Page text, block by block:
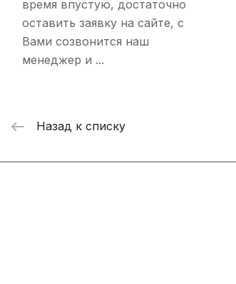
время впустую, достаточно
оставить заявку на сайте, с
Вами созвонится наш
менеджер и ...
Назад к списку